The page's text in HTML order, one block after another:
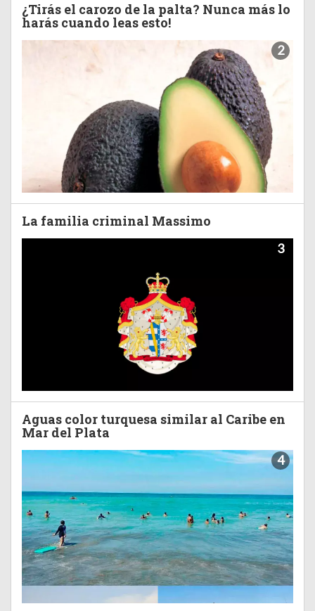
¿Tirás el carozo de la palta? Nunca más lo
harás cuando leas esto!
2
La familia criminal Massimo
3
Aguas color turquesa similar al Caribe en
Mar del Plata
4